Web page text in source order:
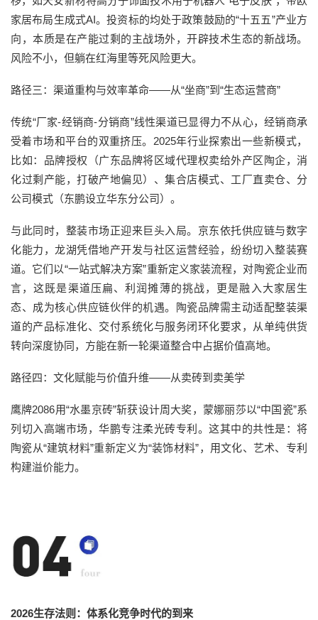
家居布局生成式AI。投资标的均处于政策鼓励的“十五五”产业方
向，本质是在产能过剩的主战场外，开辟技术生态的新战场。
风险不小，但躺在红海里等死风险更大。
路径三：渠道重构与效率革命——从“坐商”到“生态运营商”
传统“厂家-经销商-分销商”线性渠道已显得力不从心，经销商承
受着市场和平台的双重挤压。2025年行业探索出一些新模式，
比如：品牌授权（广东品牌将区域代理权卖给外产区陶企，消
化过剩产能，打破产地偏见）、集合店模式、工厂直卖仓、分
公司模式（东鹏设立华东分公司）。
与此同时，整装市场正迎来巨头入局。京东依托供应链与数字
化能力，龙湖凭借地产开发与社区运营经验，纷纷切入整装赛
道。它们以“一站式解决方案”重新定义家装流程，对陶瓷企业而
言，这既是渠道压扁、利润摊薄的挑战，更是融入大家居生
态、成为核心供应链伙伴的机遇。陶瓷品牌需主动适配整装渠
道的产品标准化、交付系统化与服务闭环化要求，从单纯供货
转向深度协同，方能在新一轮渠道整合中占据价值高地。
路径四：文化赋能与价值升维——从卖砖到卖美学
鹰牌2086用“水墨京砖”斩获设计周大奖，蒙娜丽莎以“中国瓷”系
列切入高端市场，华鹏专注柔光砖专利。这其中的共性是：将
陶瓷从“建筑材料”重新定义为“装饰材料”，用文化、艺术、专利
构建溢价能力。
2026生存法则：体系化竞争时代的到来